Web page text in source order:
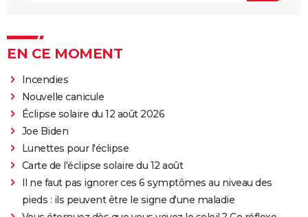
EN CE MOMENT
Incendies
Nouvelle canicule
Éclipse solaire du 12 août 2026
Joe Biden
Lunettes pour l'éclipse
Carte de l'éclipse solaire du 12 août
Il ne faut pas ignorer ces 6 symptômes au niveau des
pieds : ils peuvent être le signe d'une maladie